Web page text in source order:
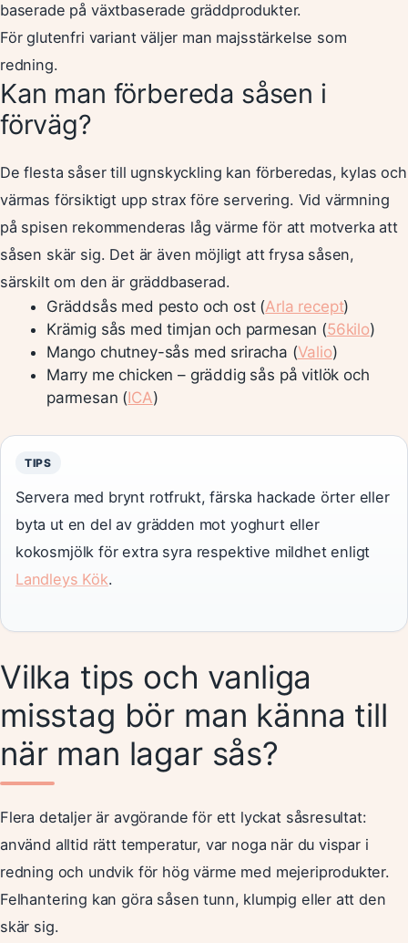
baserade på växtbaserade gräddprodukter.
För glutenfri variant väljer man majsstärkelse som
redning.
Kan man förbereda såsen i
förväg?
De flesta såser till ugnskyckling kan förberedas, kylas och
värmas försiktigt upp strax före servering. Vid värmning
på spisen rekommenderas låg värme för att motverka att
såsen skär sig. Det är även möjligt att frysa såsen,
särskilt om den är gräddbaserad.
Gräddsås med pesto och ost (Arla recept)
Krämig sås med timjan och parmesan (56kilo)
Mango chutney-sås med sriracha (Valio)
Marry me chicken – gräddig sås på vitlök och
parmesan (ICA)
TIPS
Servera med brynt rotfrukt, färska hackade örter eller
byta ut en del av grädden mot yoghurt eller
kokosmjölk för extra syra respektive mildhet enligt
Landleys Kök.
Vilka tips och vanliga
misstag bör man känna till
när man lagar sås?
Flera detaljer är avgörande för ett lyckat såsresultat:
använd alltid rätt temperatur, var noga när du vispar i
redning och undvik för hög värme med mejeriprodukter.
Felhantering kan göra såsen tunn, klumpig eller att den
skär sig.